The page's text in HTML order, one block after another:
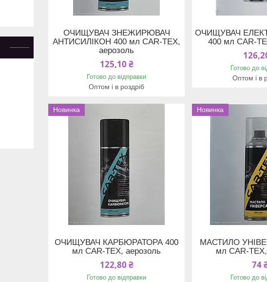
ОЧИЩУВАЧ ЗНЕЖИРЮВАЧ
АНТИСИЛІКОН 400 мл CAR-TEX,
аерозоль
125,10 ₴
Готово до відправки
Оптом і в роздріб
ОЧИЩУВАЧ
400 мл CAR-
Готово до
Оптом і в
Новинка
ОЧИЩУВАЧ КАРБЮРАТОРА 400
мл CAR-TEX, аерозоль
122,80 ₴
Готово до відправки
Новинка
МАСТИЛО
мл CAR-
74
Готово до